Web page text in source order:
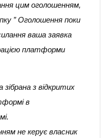
цим оголошенням,
” Оголошення поки
ваша заявка
платформи
зібрана з відкритих
в
не керує власник